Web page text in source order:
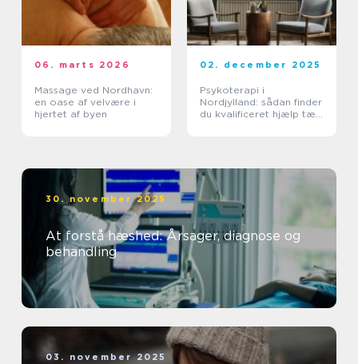
06. marts 2026
Massage ved Nordhavn:
en oase af velvære i
hjertet af byen
02. december 2025
Psykoterapi i
Nordjylland: sådan finder
du kvalificeret hjælp tæt
30. november 2025
At forstå hæshed: Årsager, diagnose og
behandling
03. november 2025